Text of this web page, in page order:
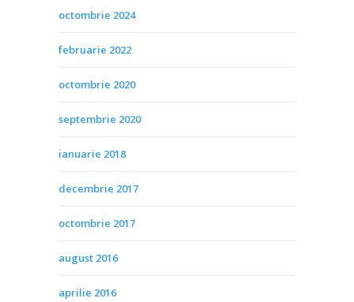
octombrie 2024
februarie 2022
octombrie 2020
septembrie 2020
ianuarie 2018
decembrie 2017
octombrie 2017
august 2016
aprilie 2016